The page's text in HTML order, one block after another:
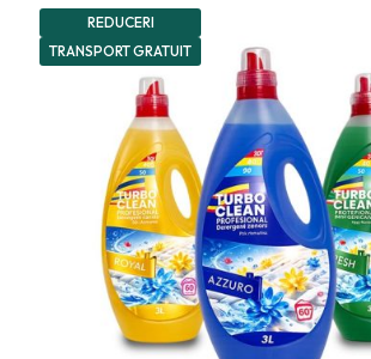
REDUCERI
TRANSPORT GRATUIT